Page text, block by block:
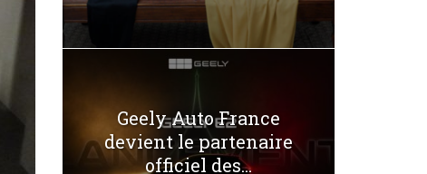
Geely Auto France
devient le partenaire
officiel des...